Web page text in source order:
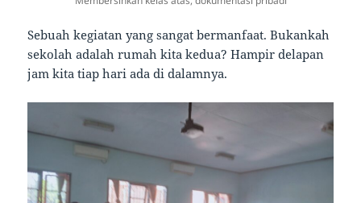
Sebuah kegiatan yang sangat bermanfaat. Bukankah
sekolah adalah rumah kita kedua? Hampir delapan
jam kita tiap hari ada di dalamnya.